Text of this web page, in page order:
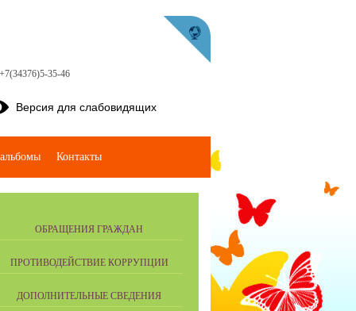
ОБРАЩЕНИЯ ГРАЖДАН
ПРОТИВОДЕЙСТВИЕ КОРРУПЦИИ
ДОПОЛНИТЕЛЬНЫЕ СВЕДЕНИЯ
35-46
Версия для слабовидящих
Контакты